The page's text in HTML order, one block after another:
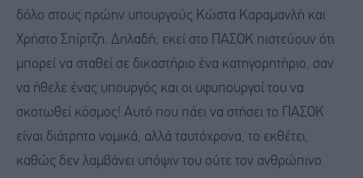
δόλο στους πρώην υπουργούς Κώστα Καραμανλή και
Χρήστο Σπίρτζη. Δηλαδή, εκεί στο ΠΑΣΟΚ πιστεύουν ότι
μπορεί να σταθεί σε δικαστήριο ένα κατηγορητήριο, σαν
να ήθελε ένας υπουργός και οι υφυπουργοί του να
σκοτωθεί κόσμος! Αυτό που πάει να στήσει το ΠΑΣΟΚ
είναι διάτρητο νομικά, αλλά ταυτόχρονα, το εκθέτει,
καθώς δεν λαμβάνει υπόψιν του ούτε τον ανθρώπινο